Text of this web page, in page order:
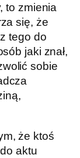
to zmienia
się, że
tego do
jaki znał,
sobie
że ktoś
aktu